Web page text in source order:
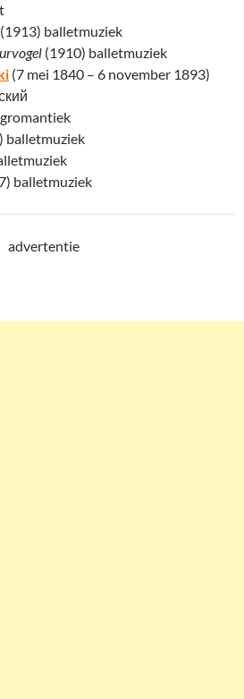
(1913) balletmuziek
(1910) balletmuziek
(7 mei 1840 – 6 november 1893)
balletmuziek
balletmuziek
advertentie